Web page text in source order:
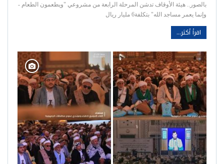
بالصور.. هيئة الأوقاف تدشن المرحلة الرابعة من مشروعي "ويطعمون الطعام -
وإنما يعمر مساجد الله" بتكلفة6 مليار ريال
اقرأ أكثر...